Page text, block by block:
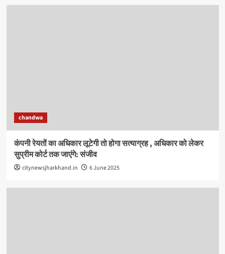
chandwa
कंपनी रेयतों का अधिकार लूटेगी तो होगा सत्याग्रह , अधिकार को लेकर
सुप्रीम कोर्ट तक जाएंगे: संजीव
citynewsjharkhand.in 6 June 2025